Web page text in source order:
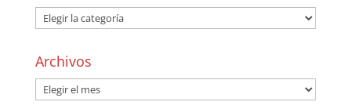
Archivos